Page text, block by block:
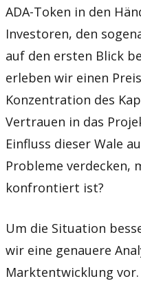
ADA-Token in den
Investoren, den
auf den ersten Blick
erleben wir einen
Konzentration des
Vertrauen in das
Einfluss dieser Wale
Probleme verdecken,
konfrontiert ist?
Um die Situation
wir eine genauere
Marktentwicklung vor.